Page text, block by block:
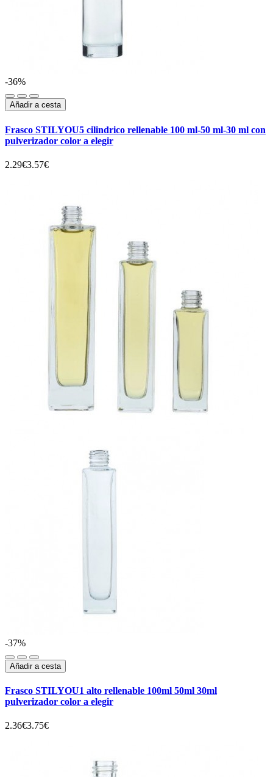
-36%
Añadir a cesta
Frasco STILYOU5 cilindrico rellenable 100 ml-50 ml-30 ml con
pulverizador color a elegir
2.29€3.57€
-37%
Añadir a cesta
Frasco STILYOU1 alto rellenable 100ml 50ml 30ml
pulverizador color a elegir
2.36€3.75€